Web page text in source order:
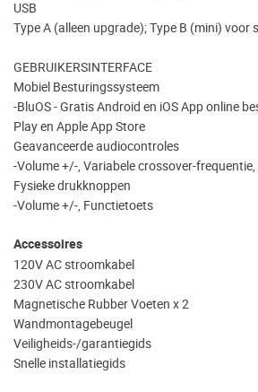
USB
Type A (alleen upgrade); Type B (mini) voor
GEBRUIKERSINTERFACE
Mobiel Besturingssysteem
-BluOS - Gratis Android en iOS App online
Play en Apple App Store
Geavanceerde audiocontroles
-Volume +/-, Variabele crossover-
Fysieke drukknoppen
-Volume +/-, Functietoets
Accessoires
120V AC stroomkabel
230V AC stroomkabel
Magnetische Rubber Voeten x 2
Wandmontagebeugel
Veiligheids-/garantiegids
Snelle installatiegids